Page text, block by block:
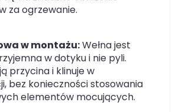
za ogrzewanie.
w montażu:Wełna jest
w dotyku i nie pyli.
przycina i klinuje w
bez konieczności stosowania
elementów mocujących.